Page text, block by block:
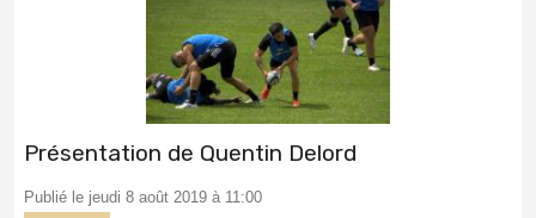
Présentation de Quentin Delord
Publié le jeudi 8 août 2019 à 11:00